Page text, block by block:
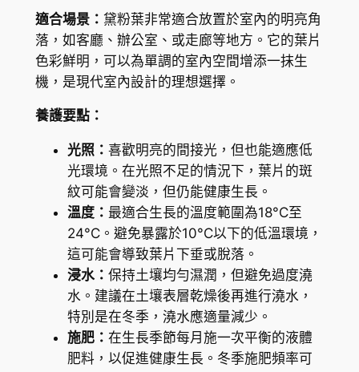
i
a
M
a
u
適合場景： 黛粉葉非常適合放置於室內的明亮角
落，如客廳、辦公室、或走廊等地方。它的葉片
色彩鮮明，可以為單調的室內空間增添一抹生
機，是現代室內設計的理想選擇。
養護要點：
光照： 喜歡明亮的間接光，但也能適應低
光環境。在光照不足的情況下，葉片的斑
紋可能會變淡，但仍能健康生長。
溫度： 最適合生長的溫度範圍為18°C至
24°C。避免暴露於10°C以下的低溫環境，
這可能會導致葉片下垂或脫落。
浸水： 保持土壤均勻濕潤，但避免過度澆
水。建議在土壤表層乾燥後再進行澆水，
特別是在冬季，澆水應適量減少。
施肥： 在生長季節每月施一次平衡的液體
肥料，以促進健康生長。冬季施肥頻率可